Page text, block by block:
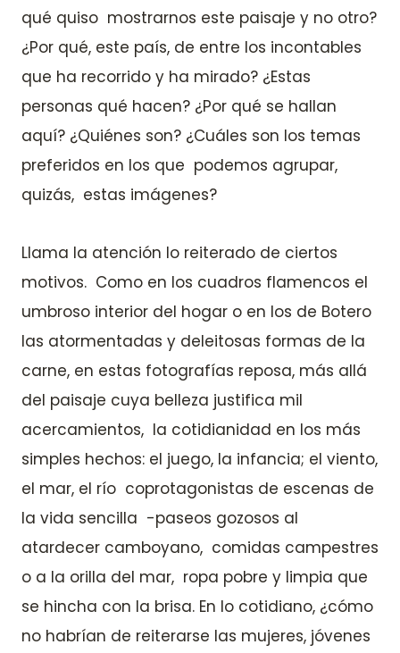
qué quiso mostrarnos este paisaje y no otro?
¿Por qué, este país, de entre los incontables
que ha recorrido y ha mirado? ¿Estas
personas qué hacen? ¿Por qué se hallan
aquí? ¿Quiénes son? ¿Cuáles son los temas
preferidos en los que podemos agrupar,
quizás, estas imágenes?
Llama la atención lo reiterado de ciertos
motivos. Como en los cuadros flamencos el
umbroso interior del hogar o en los de Botero
las atormentadas y deleitosas formas de la
carne, en estas fotografías reposa, más allá
del paisaje cuya belleza justifica mil
acercamientos, la cotidianidad en los más
simples hechos: el juego, la infancia; el viento,
el mar, el río coprotagonistas de escenas de
la vida sencilla -paseos gozosos al
atardecer camboyano, comidas campestres
o a la orilla del mar, ropa pobre y limpia que
se hincha con la brisa. En lo cotidiano, ¿cómo
no habrían de reiterarse las mujeres, jóvenes